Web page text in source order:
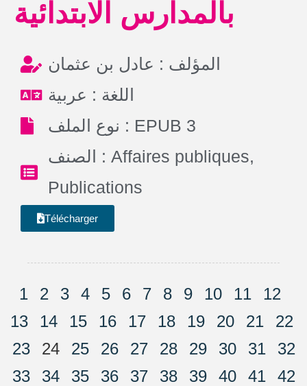
بالمدارس الابتدائية
المؤلف : عادل بن عثمان
اللغة : عربية
نوع الملف : EPUB 3
الصنف : Affaires publiques,
Publications
Télécharger
1 2 3 4 5 6 7 8 9 10 11
12
13
14 15 16 17 18 19 20 21
22
23
24 25 26 27 28 29 30 31
32
33
34 35 36 37 38 39 40 41
42